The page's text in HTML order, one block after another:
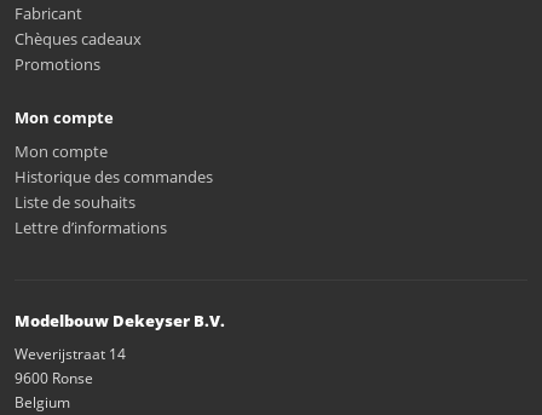
Fabricant
Chèques cadeaux
Promotions
Mon compte
Mon compte
Historique des commandes
Liste de souhaits
Lettre d’informations
Modelbouw Dekeyser B.V.
Weverijstraat 14
9600 Ronse
Belgium